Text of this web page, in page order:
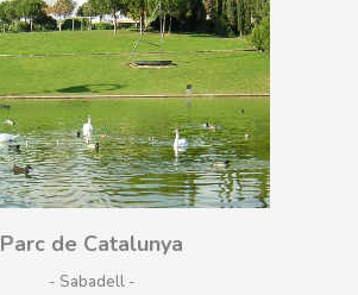
Parc de Catalunya
- Sabadell